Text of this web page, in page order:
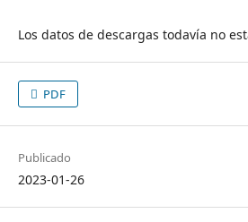
Los datos de descargas todavía no
PDF
Publicado
2023-01-26